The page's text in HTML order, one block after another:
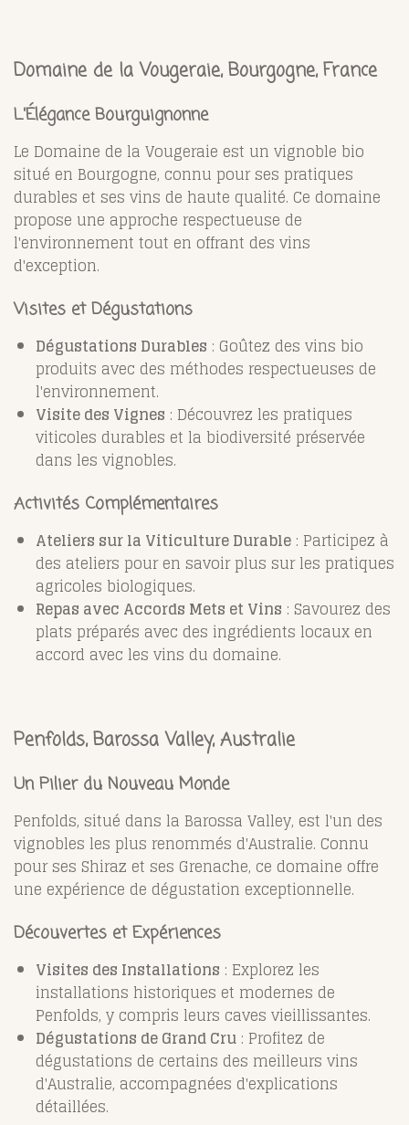
Domaine de la Vougeraie, Bourgogne, France
L'Élégance Bourguignonne
Le Domaine de la Vougeraie est un vignoble bio
situé en Bourgogne, connu pour ses pratiques
durables et ses vins de haute qualité. Ce domaine
propose une approche respectueuse de
l'environnement tout en offrant des vins
d'exception.
Visites et Dégustations
Dégustations Durables : Goûtez des vins bio
produits avec des méthodes respectueuses de
l'environnement.
Visite des Vignes : Découvrez les pratiques
viticoles durables et la biodiversité préservée
dans les vignobles.
Activités Complémentaires
Ateliers sur la Viticulture Durable : Participez à
des ateliers pour en savoir plus sur les pratiques
agricoles biologiques.
Repas avec Accords Mets et Vins : Savourez des
plats préparés avec des ingrédients locaux en
accord avec les vins du domaine.
Penfolds, Barossa Valley, Australie
Un Pilier du Nouveau Monde
Penfolds, situé dans la Barossa Valley, est l'un des
vignobles les plus renommés d'Australie. Connu
pour ses Shiraz et ses Grenache, ce domaine offre
une expérience de dégustation exceptionnelle.
Découvertes et Expériences
Visites des Installations : Explorez les
installations historiques et modernes de
Penfolds, y compris leurs caves vieillissantes.
Dégustations de Grand Cru : Profitez de
dégustations de certains des meilleurs vins
d'Australie, accompagnées d'explications
détaillées.